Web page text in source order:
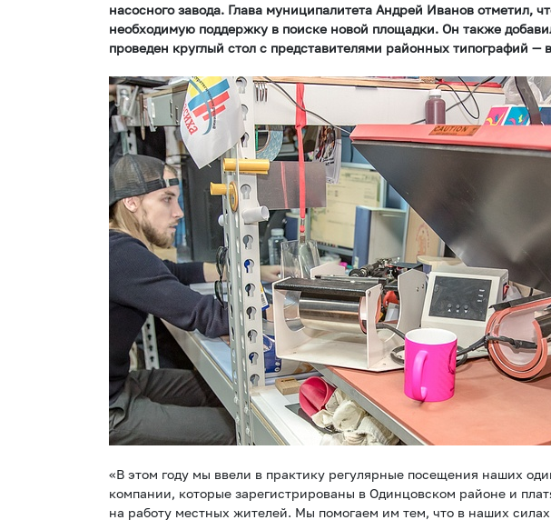
насосного завода. Глава муниципалитета Андрей Иванов отметил,
необходимую поддержку в поиске новой площадки. Он также
проведен круглый стол с представителями районных типографий —
«В этом году мы ввели в практику регулярные посещения наших
компании, которые зарегистрированы в Одинцовском районе и
на работу местных жителей. Мы помогаем им тем, что в наших